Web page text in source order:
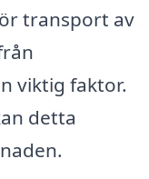
transport av
viktig faktor.
detta